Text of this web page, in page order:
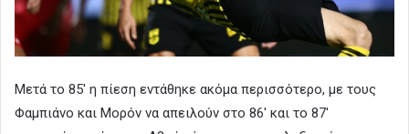
Μετά το 85′ η πίεση εντάθηκε ακόμα περισσότερο, με τους
Φαμπιάνο και Μορόν να απειλούν στο 86′ και το 87′